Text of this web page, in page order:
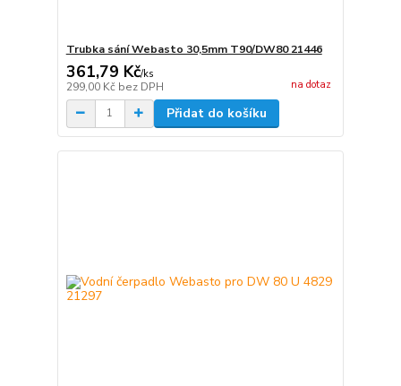
Trubka sání Webasto 30,5mm T90/DW80 21446
361,79 Kč/ks
299,00 Kč bez DPH na dotaz
Přidat do košíku